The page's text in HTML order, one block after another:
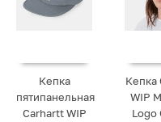
Кепка
пятипанельная
Carhartt WIP
Кепка
WIP
Logo